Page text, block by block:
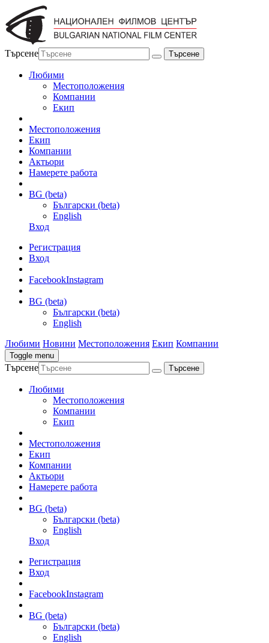
Търсене
Любими
Местоположения
Компании
Екип
Местоположения
Екип
Компании
Актьори
Намерете работа
BG (beta)
Български (beta)
English
Вход
Регистрация
Вход
FacebookInstagram
BG (beta)
Български (beta)
English
Любими Новини Местоположения Екип Компании
Toggle menu
Търсене
Любими
Местоположения
Компании
Екип
Местоположения
Екип
Компании
Актьори
Намерете работа
BG (beta)
Български (beta)
English
Вход
Регистрация
Вход
FacebookInstagram
BG (beta)
Български (beta)
English